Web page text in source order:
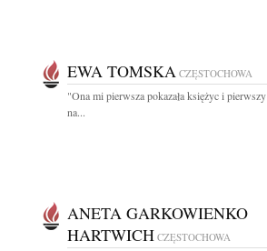
EWA TOMSKA CZĘSTOCHOWA
"Ona mi pierw­sza po­ka­za­ła księ­życ i
na...
ANETA GARKOWIENKO
HARTWICH CZĘSTOCHOWA